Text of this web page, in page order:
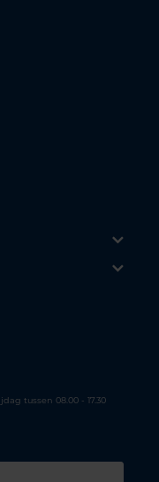
tussen 08.00 - 17.30